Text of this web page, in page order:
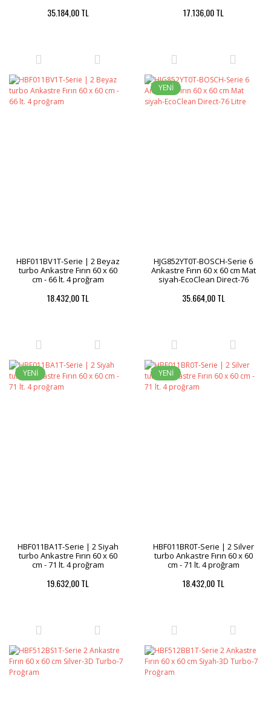
35.184,00 TL 17.136,00 TL
HBF011BV1T-Serie | 2 Beyaz
turbo Ankastre Fırın 60 x 60
cm - 66 lt. 4 proğram
18.432,00 TL
YENİ
HJG852YT0T-BOSCH-Serie 6
Ankastre Fırın 60 x 60 cm Mat
siyah-EcoClean Direct-76
35.664,00 TL
YENİ
HBF011BA1T-Serie | 2 Siyah
turbo Ankastre Fırın 60 x 60
cm - 71 lt. 4 proğram
19.632,00 TL
YENİ
HBF011BR0T-Serie | 2 Silver
turbo Ankastre Fırın 60 x 60
cm - 71 lt. 4 proğram
18.432,00 TL